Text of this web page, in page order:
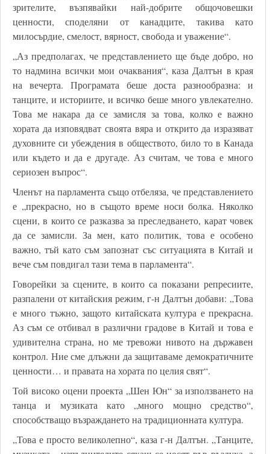
зрителите, възпявайки най-добрите общочовешки
ценности, споделяни от канадците, такива като
милосърдие, смелост, вярност, свобода и уважение“.
„Аз предполагах, че представлението ще бъде добро, но
то надмина всички мои очаквания“, каза Далтън в края
на вечерта. Програмата беше доста разнообразна: и
танците, и историите, и всичко беше много увлекателно.
Това ме накара да се замисля за това, колко е важно
хората да изповядват своята вяра и открито да изразяват
духовните си убеждения в обществото, било то в Канада
или където и да е другаде. Аз считам, че това е много
сериозен въпрос“.
Членът на парламента също отбеляза, че представлението
е „прекрасно, но в същото време носи болка. Няколко
сцени, в които се разказва за преследването, карат човек
да се замисли. За мен, като политик, това е особено
важно, тъй като съм запознат със ситуацията в Китай и
вече съм повдигал тази тема в парламента“.
Говорейки за сцените, в които са показани репресиите,
разпалени от китайския режим, г-н Далтън добави: „Това
е много тъжно, защото китайската култура е прекрасна.
Аз съм се отбивал в различни градове в Китай и това е
удивителна страна, но ме тревожи нивото на държавен
контрол. Ние сме длъжни да защитаваме демократичните
ценности… и правата на хората по целия свят“.
Той високо оцени проекта „Шен Юн“ за използването на
танца и музиката като „много мощно средство“,
способстващо възраждането на традиционната култура.
„Това е просто великолепно“, каза г-н Далтън. „Танците,